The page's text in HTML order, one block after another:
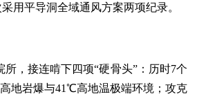
用平导洞全域通风方案两项纪录。
，接连啃下四项“硬骨头”：历时7个
地岩爆与41℃高地温极端环境；攻克